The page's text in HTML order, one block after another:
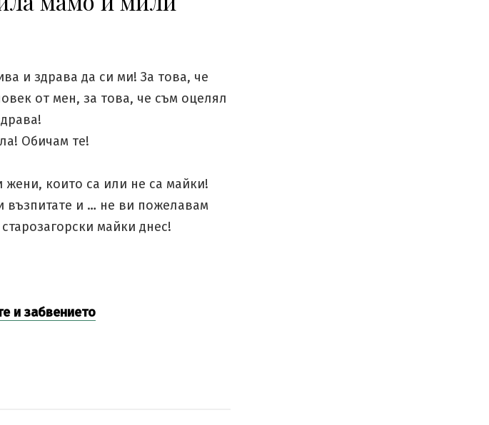
и здрава да си ми! За това, че
от мен, за това, че съм оцелял
Обичам те!
жени, които са или не са майки!
възпитате и … не ви пожелавам
майки днес!
и забвението